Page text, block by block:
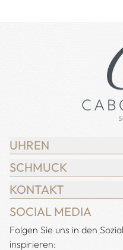
UHREN
BREITLING
CHOPARD
IWC SCHAFFHAUSEN
JACOB & CO.
SCHMUCK
JUWELIER CABOCHON
CHOPARD
DEMEGLIO
KONTAKT
Adresse:
Juwelier Cabochon
Alstertal EKZ, Heegbarg 31
SOCIAL MEDIA
Folgen Sie uns in den
inspirieren: